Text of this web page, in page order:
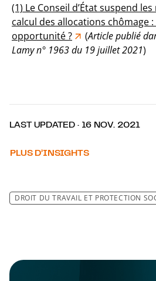
(1) Le Conseil d’État suspend
calcul des allocations chômage
opportunité ?
(Article publié
Lamy n° 1963 du 19 juillet 2021)
LAST UPDATED · 16 NOV. 2021
PLUS D’INSIGHTS
DROIT DU TRAVAIL ET PROTECTION